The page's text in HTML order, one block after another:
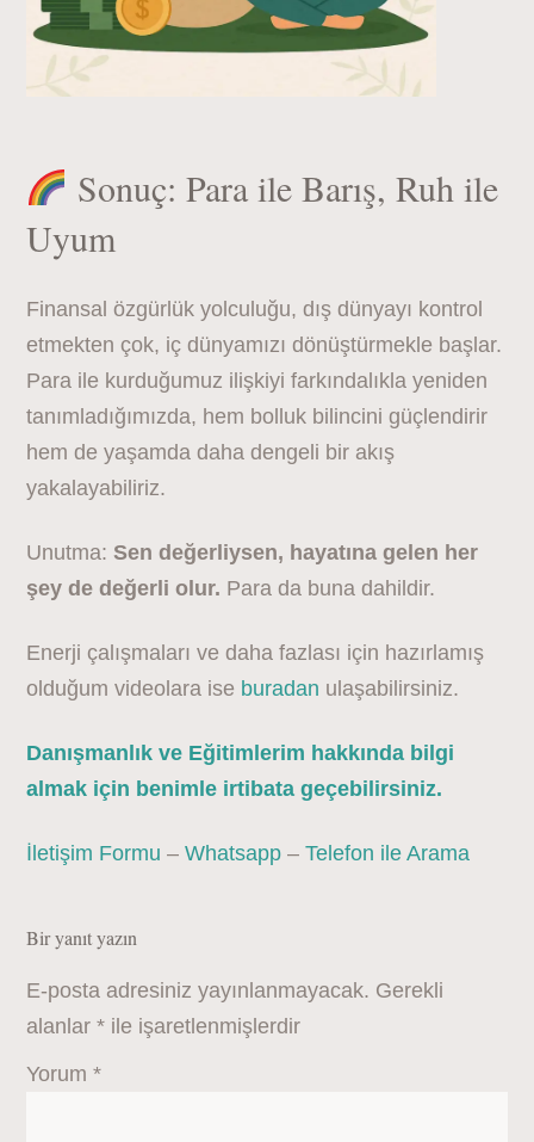
Sonuç: Para ile Barış, Ruh ile
Uyum
Finansal özgürlük yolculuğu, dış dünyayı kontrol
etmekten çok, iç dünyamızı dönüştürmekle başlar.
Para ile kurduğumuz ilişkiyi farkındalıkla yeniden
tanımladığımızda, hem bolluk bilincini güçlendirir
hem de yaşamda daha dengeli bir akış
yakalayabiliriz.
Unutma:Sen değerliysen, hayatına gelen her
şey de değerli olur. Para da buna dahildir.
Enerji çalışmaları ve daha fazlası için hazırlamış
olduğum videolara ise buradan ulaşabilirsiniz.
Danışmanlık ve Eğitimlerim hakkında bilgi
almak için benimle irtibata geçebilirsiniz.
İletişim Formu –Whatsapp –Telefon ile Arama
Bir yanıt yazın
E-posta adresiniz yayınlanmayacak. Gerekli
alanlar* ile işaretlenmişlerdir
Yorum*